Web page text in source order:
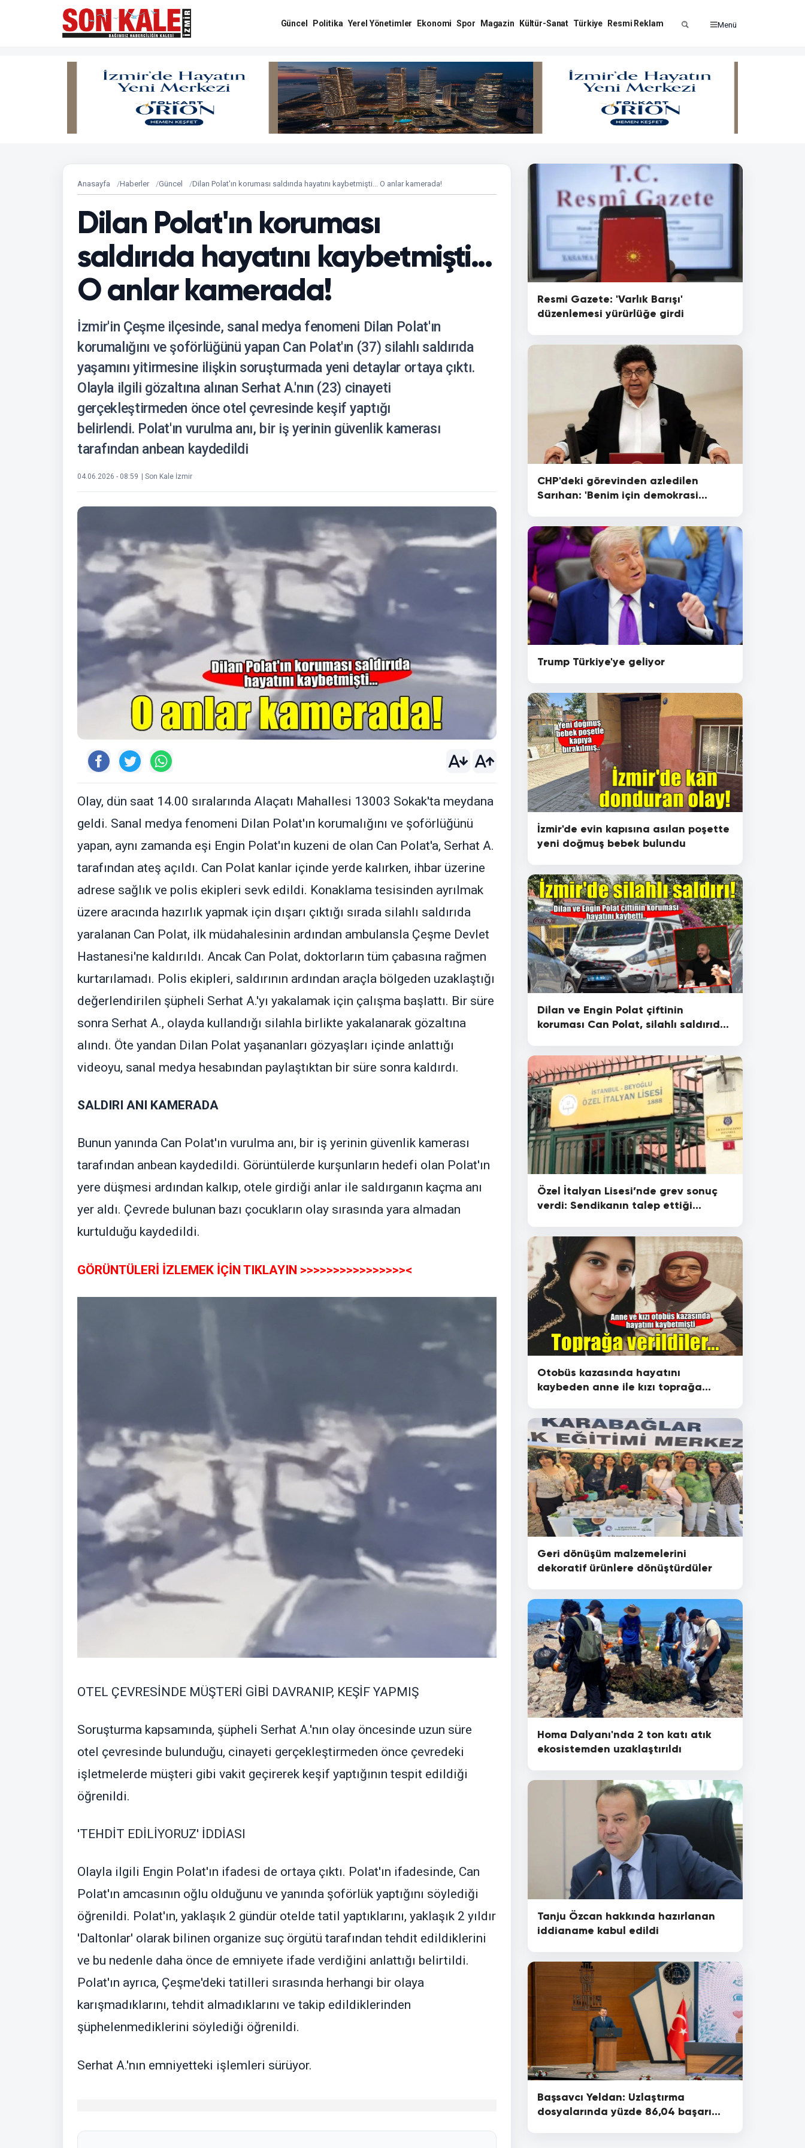
Güncel Politika Yerel Yönetimler Ekonomi Spor Magazin Kültür-Sanat Türkiye Resmi Reklam Menü
Anasayfa Haberler Güncel Dilan Polat'ın koruması saldırıda hayatını kaybetmişti... O anlar kamerada!
Dilan Polat'ın koruması
saldırıda hayatını kaybetmişti...
O anlar kamerada!
İzmir'in Çeşme ilçesinde, sanal medya fenomeni Dilan Polat'ın
korumalığını ve şoförlüğünü yapan Can Polat'ın (37) silahlı saldırıda
yaşamını yitirmesine ilişkin soruşturmada yeni detaylar ortaya çıktı.
Olayla ilgili gözaltına alınan Serhat A.'nın (23) cinayeti
gerçekleştirmeden önce otel çevresinde keşif yaptığı
belirlendi. Polat'ın vurulma anı, bir iş yerinin güvenlik kamerası
tarafından anbean kaydedildi
04.06.2026 - 08:59 | Son Kale İzmir
Olay, dün saat 14.00 sıralarında Alaçatı Mahallesi 13003 Sokak'ta meydana
geldi. Sanal medya fenomeni Dilan Polat'ın korumalığını ve şoförlüğünü
yapan, aynı zamanda eşi Engin Polat'ın kuzeni de olan Can Polat'a, Serhat A.
tarafından ateş açıldı. Can Polat kanlar içinde yerde kalırken, ihbar üzerine
adrese sağlık ve polis ekipleri sevk edildi. Konaklama tesisinden ayrılmak
üzere aracında hazırlık yapmak için dışarı çıktığı sırada silahlı saldırıda
yaralanan Can Polat, ilk müdahalesinin ardından ambulansla Çeşme Devlet
Hastanesi'ne kaldırıldı. Ancak Can Polat, doktorların tüm çabasına rağmen
kurtarılamadı. Polis ekipleri, saldırının ardından araçla bölgeden uzaklaştığı
değerlendirilen şüpheli Serhat A.'yı yakalamak için çalışma başlattı. Bir süre
sonra Serhat A., olayda kullandığı silahla birlikte yakalanarak gözaltına
alındı. Öte yandan Dilan Polat yaşananları gözyaşları içinde anlattığı
videoyu, sanal medya hesabından paylaştıktan bir süre sonra kaldırdı.
SALDIRI ANI KAMERADA
Bunun yanında Can Polat'ın vurulma anı, bir iş yerinin güvenlik kamerası
tarafından anbean kaydedildi. Görüntülerde kurşunların hedefi olan Polat'ın
yere düşmesi ardından kalkıp, otele girdiği anlar ile saldırganın kaçma anı
yer aldı. Çevrede bulunan bazı çocukların olay sırasında yara almadan
kurtulduğu kaydedildi.
GÖRÜNTÜLERİ İZLEMEK İÇİN TIKLAYIN >>>>>>>>>>>>>>>><
OTEL ÇEVRESİNDE MÜŞTERİ GİBİ DAVRANIP, KEŞİF YAPMIŞ
Soruşturma kapsamında, şüpheli Serhat A.'nın olay öncesinde uzun süre
otel çevresinde bulunduğu, cinayeti gerçekleştirmeden önce çevredeki
işletmelerde müşteri gibi vakit geçirerek keşif yaptığının tespit edildiği
öğrenildi.
'TEHDİT EDİLİYORUZ' İDDİASI
Olayla ilgili Engin Polat'ın ifadesi de ortaya çıktı. Polat'ın ifadesinde, Can
Polat'ın amcasının oğlu olduğunu ve yanında şoförlük yaptığını söylediği
öğrenildi. Polat'ın, yaklaşık 2 gündür otelde tatil yaptıklarını, yaklaşık 2 yıldır
'Daltonlar' olarak bilinen organize suç örgütü tarafından tehdit edildiklerini
ve bu nedenle daha önce de emniyete ifade verdiğini anlattığı belirtildi.
Polat'ın ayrıca, Çeşme'deki tatilleri sırasında herhangi bir olaya
karışmadıklarını, tehdit almadıklarını ve takip edildiklerinden
şüphelenmediklerini söylediği öğrenildi.
Serhat A.'nın emniyetteki işlemleri sürüyor.
Resmi Gazete: 'Varlık Barışı'
düzenlemesi yürürlüğe girdi
CHP'deki görevinden azledilen
Sarıhan: 'Benim için demokrasi
Trump Türkiye'ye geliyor
İzmir'de evin kapısına asılan poşette
yeni doğmuş bebek bulundu
Dilan ve Engin Polat çiftinin
koruması Can Polat, silahlı saldırıda
Özel İtalyan Lisesi’nde grev sonuç
verdi: Sendikanın talep ettiği
Otobüs kazasında hayatını
kaybeden anne ile kızı toprağa
Geri dönüşüm malzemelerini
dekoratif ürünlere dönüştürdüler
Homa Dalyanı'nda 2 ton katı atık
ekosistemden uzaklaştırıldı
Tanju Özcan hakkında hazırlanan
iddianame kabul edildi
Başsavcı Yeldan: Uzlaştırma
dosyalarında yüzde 86,04 başarı